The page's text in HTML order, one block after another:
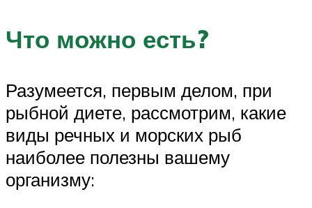
Что можно есть?
Разумеется, первым делом, при
рыбной диете, рассмотрим, какие
виды речных и морских рыб
наиболее полезны вашему
организму: